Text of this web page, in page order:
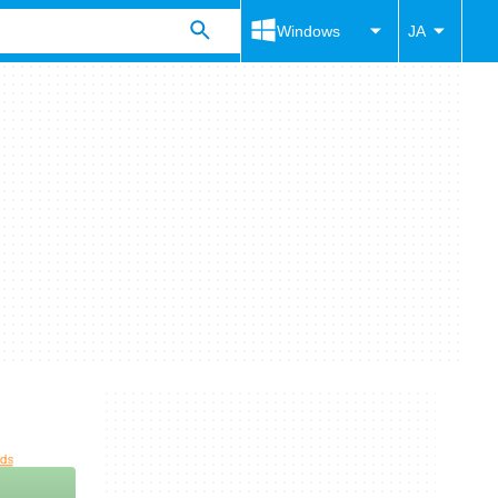
Windows JA